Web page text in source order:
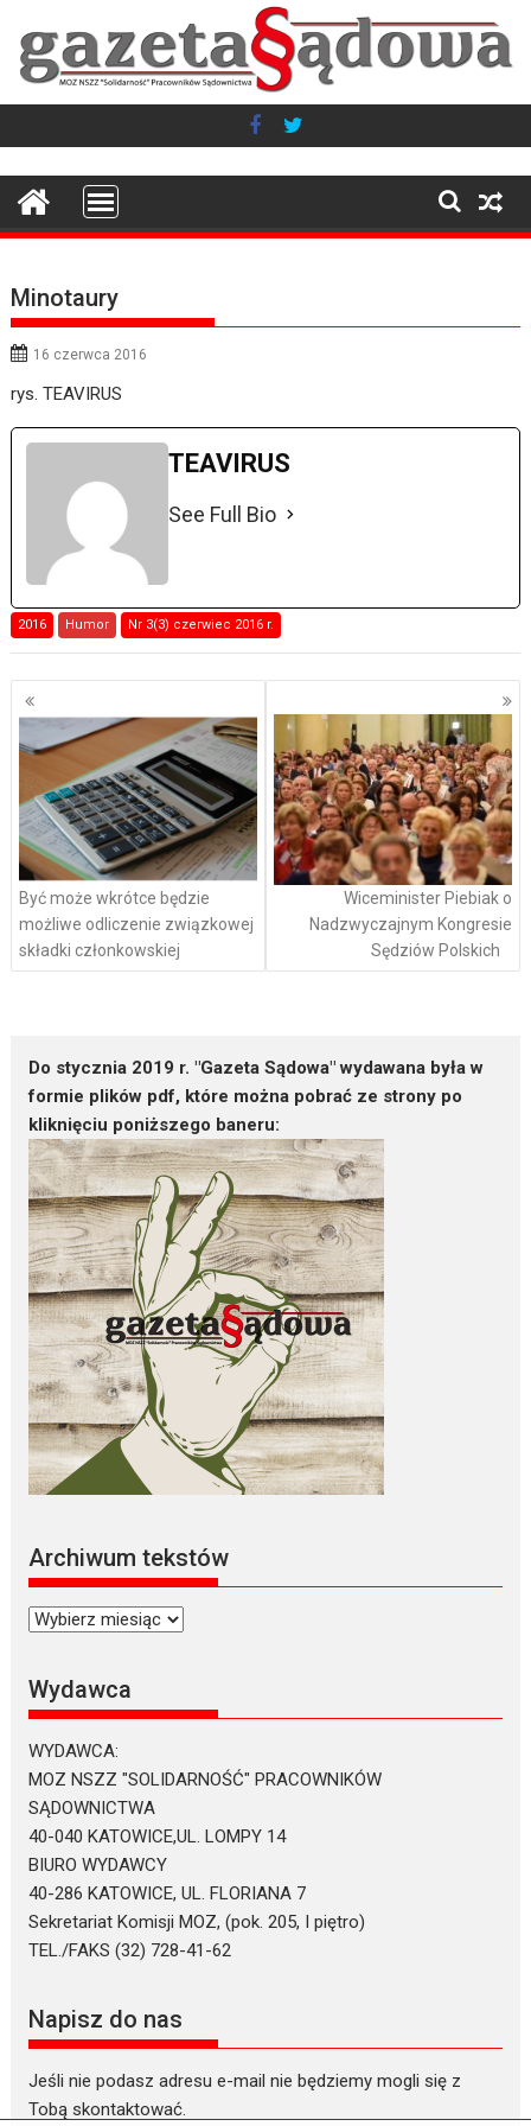
content
Minotaury
16 czerwca 2016
rys. TEAVIRUS
TEAVIRUS
See Full Bio
2016 Humor Nr 3(3) czerwiec 2016 r.
Nawigacja
po
wpisach
Być może wkrótce będzie
możliwe odliczenie związkowej
składki członkowskiej
Wiceminister Piebiak o
Nadzwyczajnym Kongresie
Sędziów Polskich
Do stycznia 2019 r. "Gazeta Sądowa" wydawana była w
formie plików pdf, które można pobrać ze strony po
kliknięciu poniższego baneru:
Archiwum tekstów
Archiwum
Wydawca
WYDAWCA:
MOZ NSZZ "SOLIDARNOŚĆ" PRACOWNIKÓW
SĄDOWNICTWA
40-040 KATOWICE,UL. LOMPY 14
BIURO WYDAWCY
40-286 KATOWICE, UL. FLORIANA 7
Sekretariat Komisji MOZ, (pok. 205, I piętro)
TEL./FAKS (32) 728-41-62
Napisz do nas
Jeśli nie podasz adresu e-mail nie będziemy mogli się z
Tobą skontaktować.